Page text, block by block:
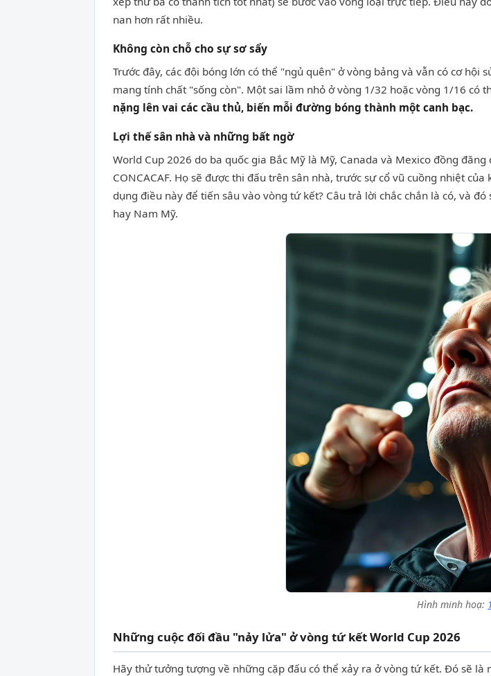
nan hơn rất nhiều.
Không còn chỗ cho sự sơ sẩy
Trước đây, các đội bóng lớn có thể "ngủ quên" ở vòng bảng và vẫn có cơ
mang tính chất "sống còn". Một sai lầm nhỏ ở vòng 1/32 hoặc vòng 1/16 có
nặng lên vai các cầu thủ, biến mỗi đường bóng thành một canh bạc.
Lợi thế sân nhà và những bất ngờ
World Cup 2026 do ba quốc gia Bắc Mỹ là Mỹ, Canada và Mexico đồng
CONCACAF. Họ sẽ được thi đấu trên sân nhà, trước sự cổ vũ cuồng nhiệt
dụng điều này để tiến sâu vào vòng tứ kết? Câu trả lời chắc chắn là có, và
hay Nam Mỹ.
Hình minh hoạ:
Những cuộc đối đầu "nảy lửa" ở vòng tứ kết World Cup 2026
Hãy thử tưởng tượng về những cặp đấu có thể xảy ra ở vòng tứ kết. Đó sẽ